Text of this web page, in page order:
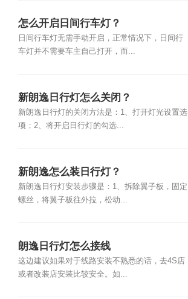
怎么开启日间行车灯？
日间行车灯无需手动开启，正常情况下，日间行
车灯并不需要车主自己打开，而...
新朗逸日行灯怎么关闭？
新朗逸日行灯的关闭方法是：1、打开灯光设置选
项；2、将开启日行灯的勾选...
新朗逸怎么装日行灯？
新朗逸日行灯安装步骤是：1、拆除翼子板，固定
螺丝，将翼子板往外拉，松动...
朗逸日行灯怎么接线
这边建议如果对于线路安装不熟悉的话，去4S店
或者改装店安装比较安全。如...